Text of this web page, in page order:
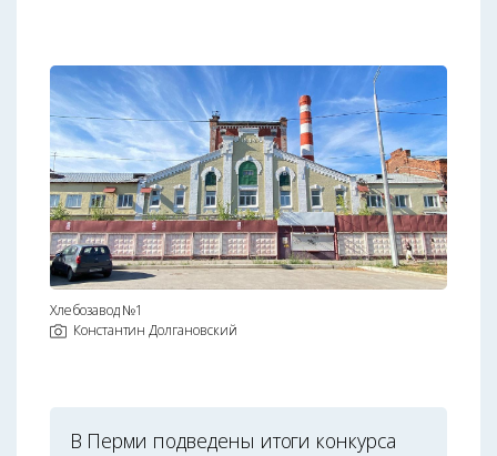
Хлебозавод №1
Константин Долгановский
В Перми подведены итоги конкурса